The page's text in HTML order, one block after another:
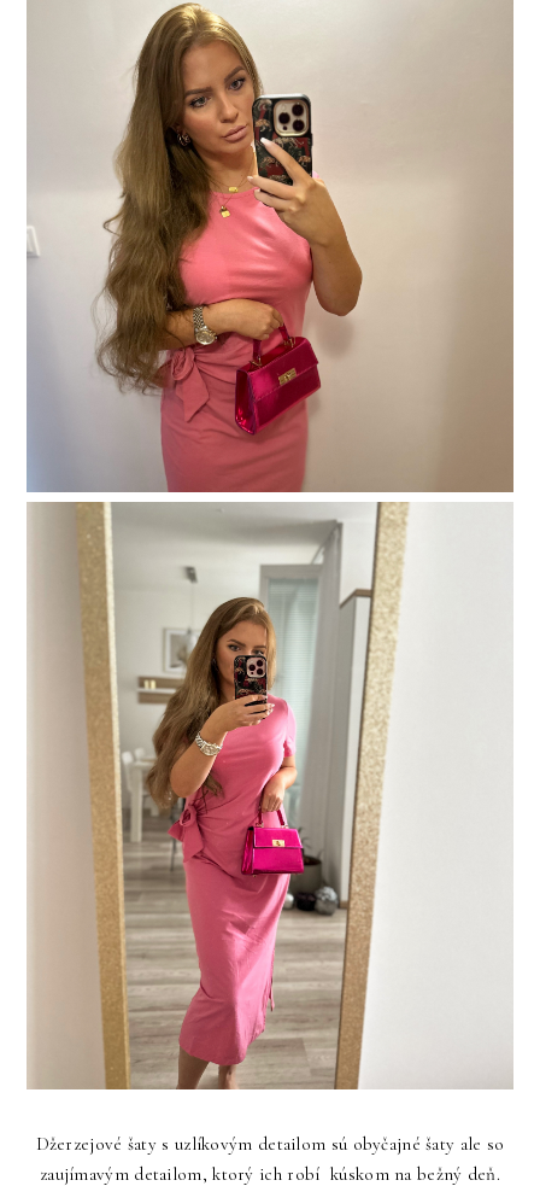
Džerzejové šaty s uzlíkovým detailom sú obyčajné šaty ale so
zaujímavým detailom, ktorý ich robí kúskom na bežný deň.